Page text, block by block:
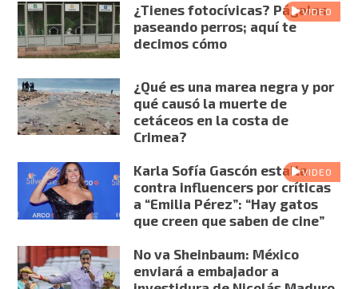
VIDEO
¿Tienes fotocívicas? Págalas
paseando perros; aquí te
decimos cómo
¿Qué es una marea negra y por
qué causó la muerte de
cetáceos en la costa de
Crimea?
VIDEO
Karla Sofía Gascón estalla
contra influencers por críticas
a “Emilia Pérez”: “Hay gatos
que creen que saben de cine”
No va Sheinbaum: México
enviará a embajador a